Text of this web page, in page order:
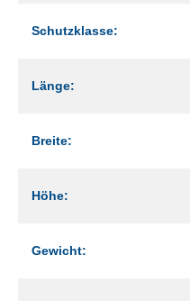
Schutzklasse:
Länge:
Breite:
Höhe:
Gewicht: